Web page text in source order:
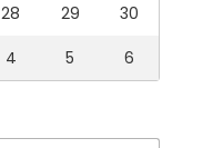
28 29
30
4 5 6